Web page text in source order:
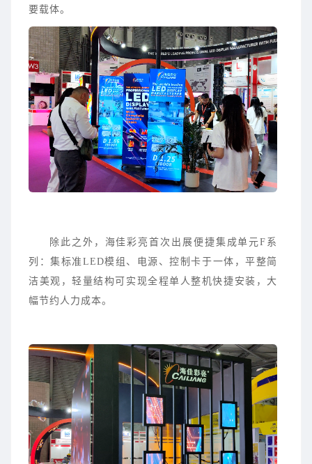
要载体。
除此之外， 海佳彩亮首次出展便捷集成单元F系
列 ：集标准LED模组、电源、控制卡于一体，平整简
洁美观，轻量结构可实现全程单人整机快捷安装，大
幅节约人力成本。